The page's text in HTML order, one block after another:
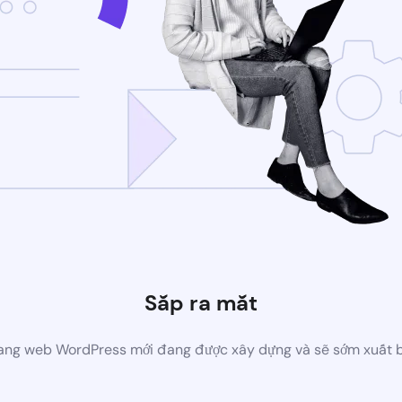
Sắp ra mắt
web WordPress mới đang được xây dựng và sẽ sớm xuất